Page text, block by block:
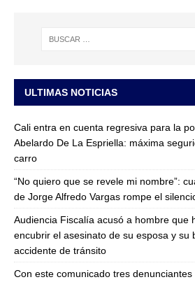
ULTIMAS NOTICIAS
Cali entra en cuenta regresiva para la
Abelardo De La Espriella: máxima
carro
“No quiero que se revele mi nombre”:
de Jorge Alfredo Vargas rompe el
Audiencia Fiscalía acusó a hombre que
encubrir el asesinato de su esposa y su
accidente de tránsito
Con este comunicado tres